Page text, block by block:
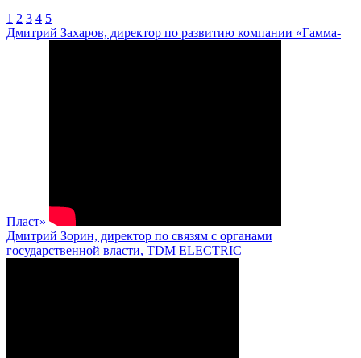
1 2 3 4 5
Дмитрий Захаров, директор по развитию компании «Гамма-
Пласт»
Дмитрий Зорин, директор по связям с органами
государственной власти, TDM ELECTRIC